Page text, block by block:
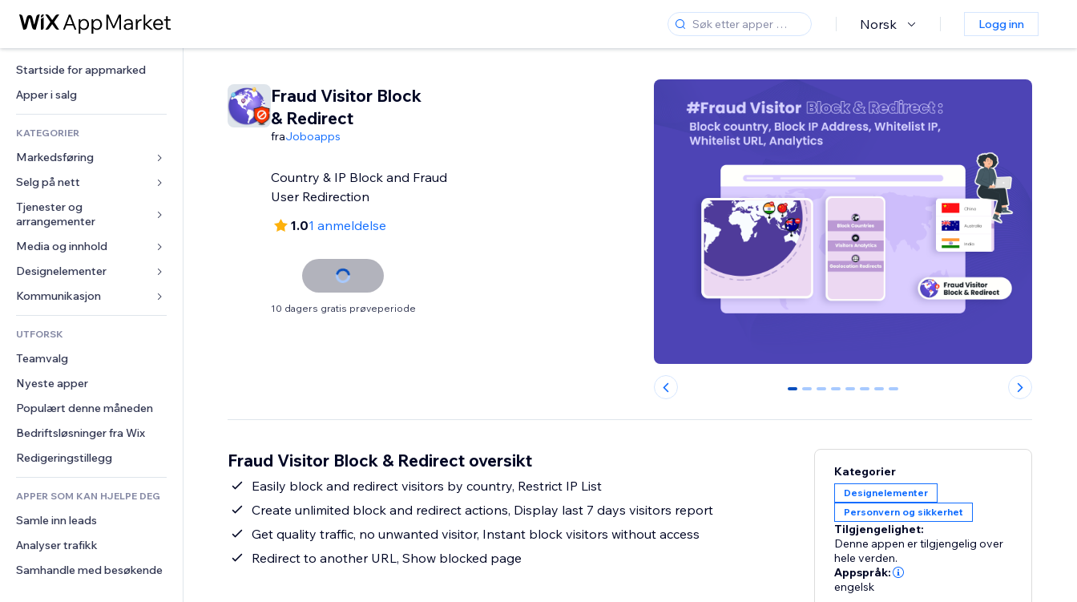
Norsk Logg inn
Startside for appmarked
Apper i salg
KATEGORIER
Markedsføring
Annonser
Mobil
Analyser
Sosiale medier
SEO
Engasjement
Nettstedsoppføringer
E-post
Konvertering
Selg på nett
Apper for butikker
Frakt og levering
Selg-knapper
Nettkurs
On-demand-utskrift
Regnskap
Kuponger og fordelsprogram
Lagerløsninger
Dropshipping
Priser og abonnement
Folkefinansiering
Mat og drikke
Tjenester og
arrangementer
Hoteller
Arrangementer
Restauranter
Eiendom
Bookinger
Media og innhold
Galleri
Musikk
Podkaster
Fotografi
Video
PDF
Fildeling
Nyheter
Designelementer
Kart og navigasjon
Personvern og sikkerhet
Klokke
Sidemaler
Bildeeffekter
Knapper og menyer
Bannere og merker
Kalkulatorer
Søk
Vær
Diagrammer og tabeller
Skjemaer
Avstemninger
Chat
Kommentarer
Telefon
Samfunn
Anmeldelser og
UTFORSK
Teamvalg
Nyeste apper
Populært denne måneden
Bedriftsløsninger fra Wix
Redigeringstillegg
APPER SOM KAN HJELPE DEG
Samle inn leads
Analyser trafikk
Samhandle med besøkende
Fraud Visitor Block
& Redirect
fraJoboapps
Country & IP Block and Fraud
User Redirection
1.01 anmeldelse
10 dagers gratis prøveperiode
0 1 2 3 4 5 6 7
Fraud Visitor Block & Redirect oversikt
Easily block and redirect visitors by country, Restrict IP List
Create unlimited block and redirect actions, Display last 7 days visitors report
Get quality traffic, no unwanted visitor, Instant block visitors without access
Redirect to another URL, Show blocked page
Kategorier
Designelementer
Personvern og sikkerhet
Tilgjengelighet:
Denne appen er tilgjengelig over
hele verden.
Appspråk:
engelsk